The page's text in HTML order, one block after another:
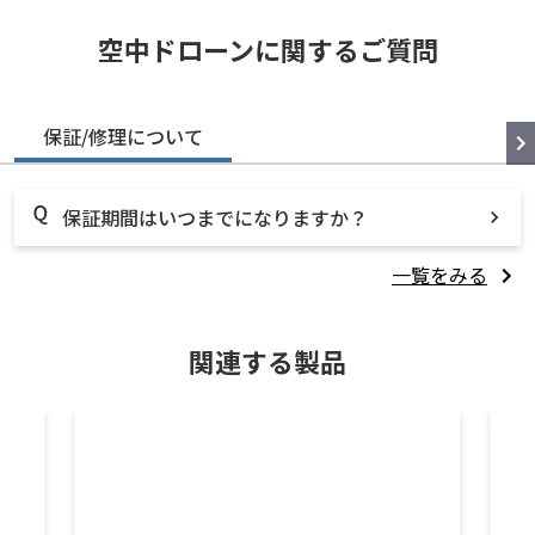
空中ドローンに関するご質問
保証/修理について
保証期間はいつまでになりますか？
一覧をみる
関連する製品